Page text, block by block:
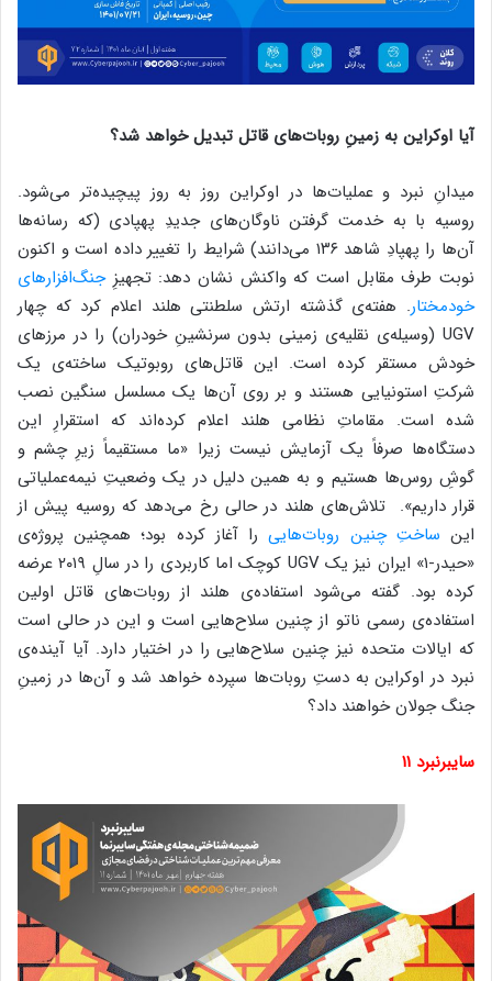
آیا اوکراین به زمینِ روبات‌های قاتل تبدیل خواهد شد؟
میدانِ نبرد و عملیات‌ها در اوکراین روز به روز پیچیده‌تر می‌شود.
روسیه با به خدمت گرفتن ناوگان‌های جدیدِ پهپادی (که رسانه‌ها
آن‌ها را پهپادِ شاهد ۱۳۶ می‌دانند) شرایط را تغییر داده است و اکنون
نوبت طرف مقابل است که واکنش نشان دهد: تجهیزِجنگ‌افزار‌های
خودمختار. هفته‌ی گذشته ارتش سلطنتی هلند اعلام کرد که چهار
UGV (وسیله‌ی نقلیه‌ی زمینی بدون سرنشینِ خودران) را در مرز‌های
خودش مستقر کرده است. این قاتل‌های روبوتیک ساخته‌ی یک
شرکتِ استونیایی هستند و بر روی آن‌ها یک مسلسل سنگین نصب
شده است. مقاماتِ نظامی هلند اعلام کرده‌اند که استقرارِ این
دستگاه‌ها صرفاً یک آزمایش نیست زیرا «ما مستقیماً زیرِ چشم و
گوشِ روس‌ها هستیم و به همین دلیل در یک وضعیتِ نیمه‌عملیاتی
قرار داریم». تلاش‌های هلند در حالی رخ می‌دهد که روسیه پیش از
این ساختِ چنین روبات‌هاییرا آغاز کرده بود؛ همچنین پروژه‌ی
«حیدر-۱» ایران نیز یک UGV کوچک اما کاربردی را در سالِ ۲۰۱۹ عرضه
کرده بود. گفته می‌شود استفاده‌ی هلند از روبات‌های قاتل اولین
استفاده‌ی رسمی ناتو از چنین سلاح‌هایی است و این در حالی است
که ایالات متحده نیز چنین سلاح‌هایی را در اختیار دارد. آیا آینده‌ی
نبرد در اوکراین به دستِ‌ روبات‌ها سپرده خواهد شد و آ‌ن‌ها در زمینِ
جنگ جولان خواهند داد؟
سایبرنبرد ۱۱